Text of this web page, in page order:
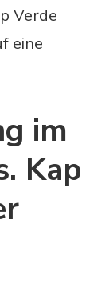
Verde
eine
im
Kap